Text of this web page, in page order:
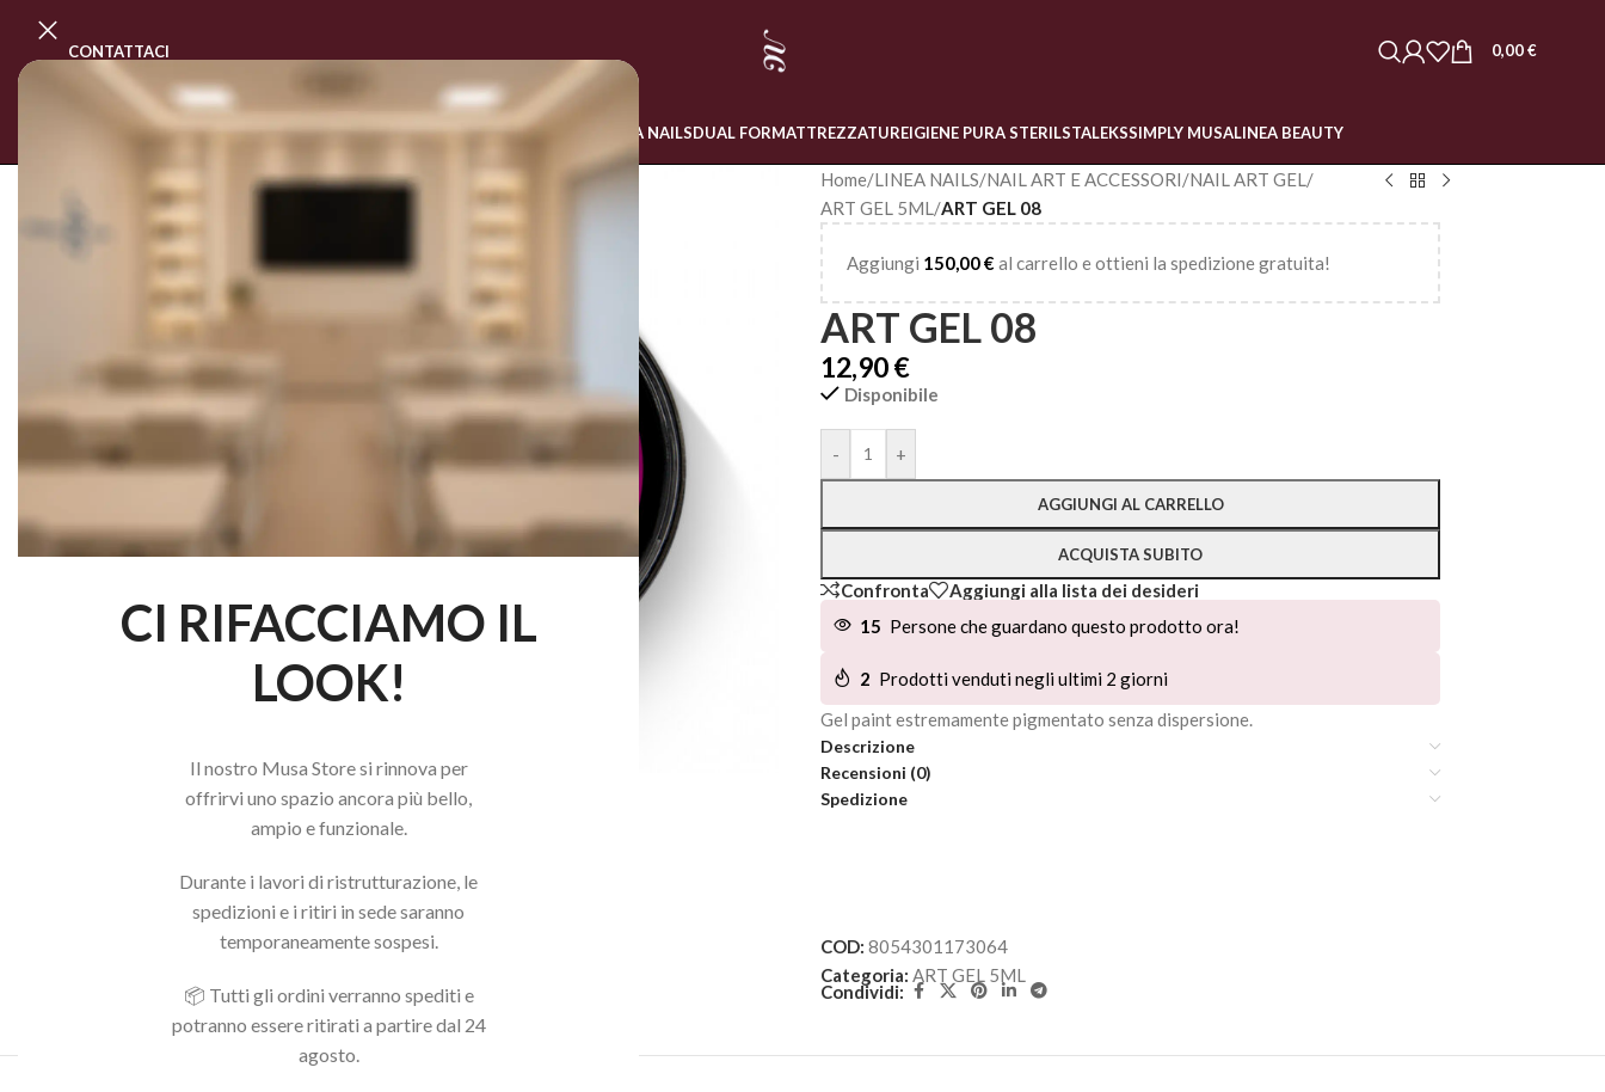
CI RIFACCIAMO IL
LOOK!
Il nostro Musa Store si rinnova per
offrirvi uno spazio ancora più bello,
ampio e funzionale.
Durante i lavori di ristrutturazione, le
spedizioni e i ritiri in sede saranno
temporaneamente sospesi.
📦 Tutti gli ordini verranno spediti e
potranno essere ritirati a partire dal 24
agosto.
CONTATTACI 0,00€
PROGRAMMA MASTER CLASSCORSI ONLINE LINEA NAILSDUAL FORMATTREZZATUREIGIENE PURA STERILSTALEKSSIMPLY MUSALINEA BEAUTY
Home/LINEA NAILS/NAIL ART E ACCESSORI/NAIL ART GEL/
ART GEL 5ML/ART GEL 08
Aggiungi 150,00€ al carrello e ottieni la spedizione gratuita!
ART GEL 08
12,90€
Disponibile
- +
AGGIUNGI AL CARRELLO
ACQUISTA SUBITO
Alternative:
Confronta
Aggiungi alla lista dei desideri
15 Persone che guardano questo prodotto ora!
2 Prodotti venduti negli ultimi 2 giorni
Gel paint estremamente pigmentato senza dispersione.
Descrizione
Recensioni (0)
Spedizione
COD: 8054301173064
Categoria: ART GEL 5ML
Condividi: